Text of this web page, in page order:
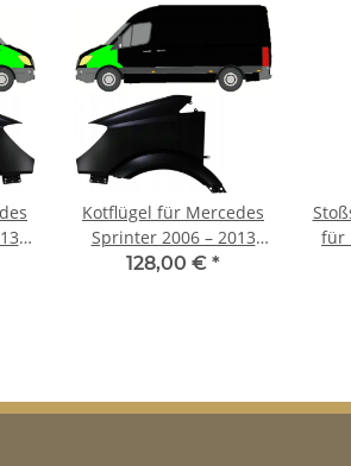
Kotflügel für Mercedes
Sprinter 2006 – 2013
hinten rechts
128,00 € *
für